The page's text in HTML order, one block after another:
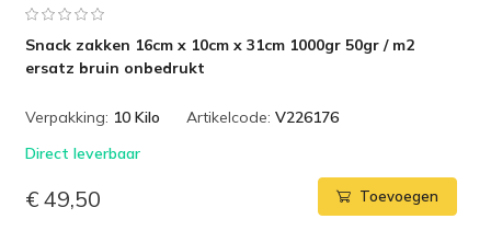
Snack zakken 16cm x 10cm x 31cm 1000gr 50gr / m2
ersatz bruin onbedrukt
Verpakking: 10 Kilo Artikelcode: V226176
Direct leverbaar
€ 49,50 Toevoegen